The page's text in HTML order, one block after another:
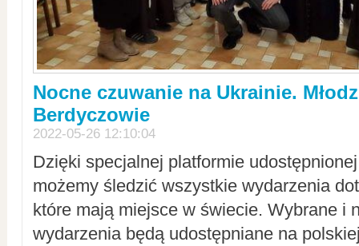
Nocne czuwanie na Ukrainie.
Berdyczowie
2022-05-26 12:10:04
Dzięki specjalnej platformie
możemy śledzić wszystkie wydarzenia
które mają miejsce w świecie. Wybrane i
wydarzenia będą udostępniane na